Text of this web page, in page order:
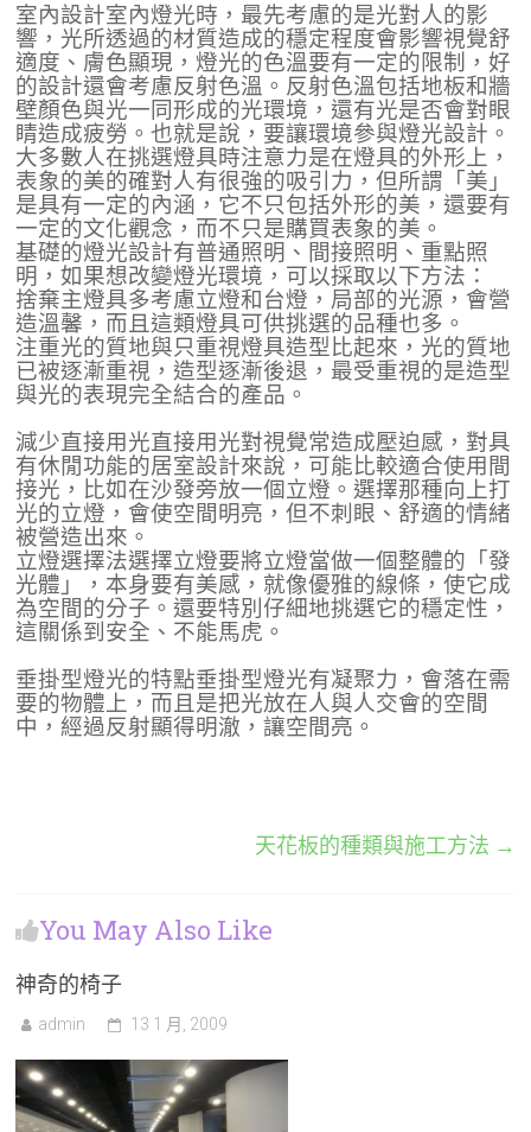
室內設計室內燈光時，最先考慮的是光對人的影
響，光所透過的材質造成的穩定程度會影響視覺舒
適度、膚色顯現，燈光的色溫要有一定的限制，好
的設計還會考慮反射色溫。反射色溫包括地板和牆
壁顏色與光一同形成的光環境，還有光是否會對眼
睛造成疲勞。也就是說，要讓環境參與燈光設計。
大多數人在挑選燈具時注意力是在燈具的外形上，
表象的美的確對人有很強的吸引力，但所謂「美」
是具有一定的內涵，它不只包括外形的美，還要有
一定的文化觀念，而不只是購買表象的美。
基礎的燈光設計有普通照明、間接照明、重點照
明，如果想改變燈光環境，可以採取以下方法：
捨棄主燈具多考慮立燈和台燈，局部的光源，會營
造溫馨，而且這類燈具可供挑選的品種也多。
注重光的質地與只重視燈具造型比起來，光的質地
已被逐漸重視，造型逐漸後退，最受重視的是造型
與光的表現完全結合的產品。
減少直接用光直接用光對視覺常造成壓迫感，對具
有休閒功能的居室設計來說，可能比較適合使用間
接光，比如在沙發旁放一個立燈。選擇那種向上打
光的立燈，會使空間明亮，但不刺眼、舒適的情緒
被營造出來。
立燈選擇法選擇立燈要將立燈當做一個整體的「發
光體」，本身要有美感，就像優雅的線條，使它成
為空間的分子。還要特別仔細地挑選它的穩定性，
這關係到安全、不能馬虎。
垂掛型燈光的特點垂掛型燈光有凝聚力，會落在需
要的物體上，而且是把光放在人與人交會的空間
中，經過反射顯得明澈，讓空間亮。
天花板的種類與施工方法 →
You May Also Like
神奇的椅子
admin 13 1 月, 2009